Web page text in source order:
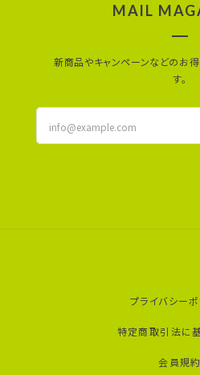
MAIL
新商品やキャンペーンなどのお
す。
プライバシー
特定商取引法に
会員規約